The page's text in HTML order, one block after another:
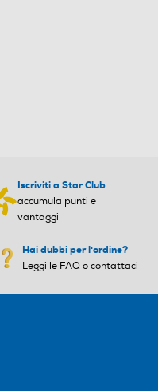
Iscriviti a Star Club
accumula punti e
vantaggi
Hai dubbi per l'ordine?
Leggi le FAQ o contattaci